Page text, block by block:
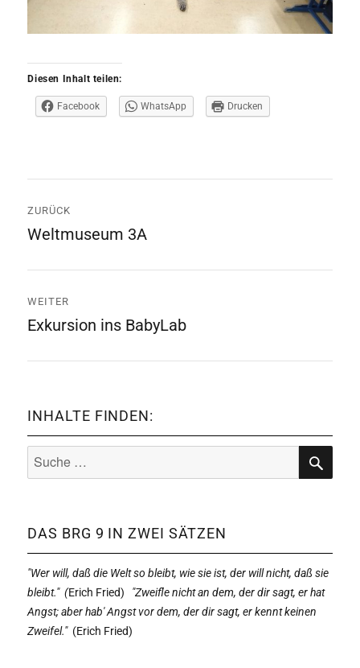
Diesen Inhalt teilen:
Facebook WhatsApp Drucken
Navigation
ZURÜCK
Vorheriger
Weltmuseum 3A
WEITER
Nächster
Exkursion ins BabyLab
INHALTE FINDEN:
Suche
nach:
SUCHE
DAS BRG 9 IN ZWEI SÄTZEN
"Wer will, daß die Welt so bleibt, wie sie ist, der will nicht, daß sie
bleibt." (Erich Fried)
"Zweifle nicht an dem, der dir sagt, er hat
Angst; aber hab' Angst vor dem, der dir sagt, er kennt keinen
Zweifel."(Erich Fried)